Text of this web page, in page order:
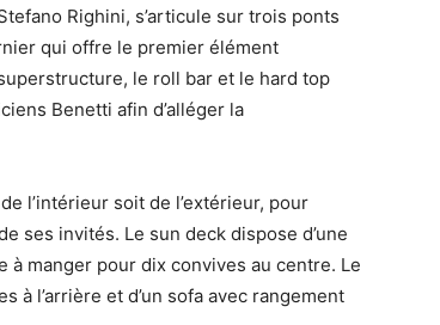
Righini, s’articule sur trois ponts
qui offre le premier élément
le roll bar et le hard top
Benetti afin d’alléger la
l’intérieur soit de l’extérieur, pour
ses invités. Le sun deck dispose d’une
à manger pour dix convives au centre. Le
l’arrière et d’un sofa avec rangement